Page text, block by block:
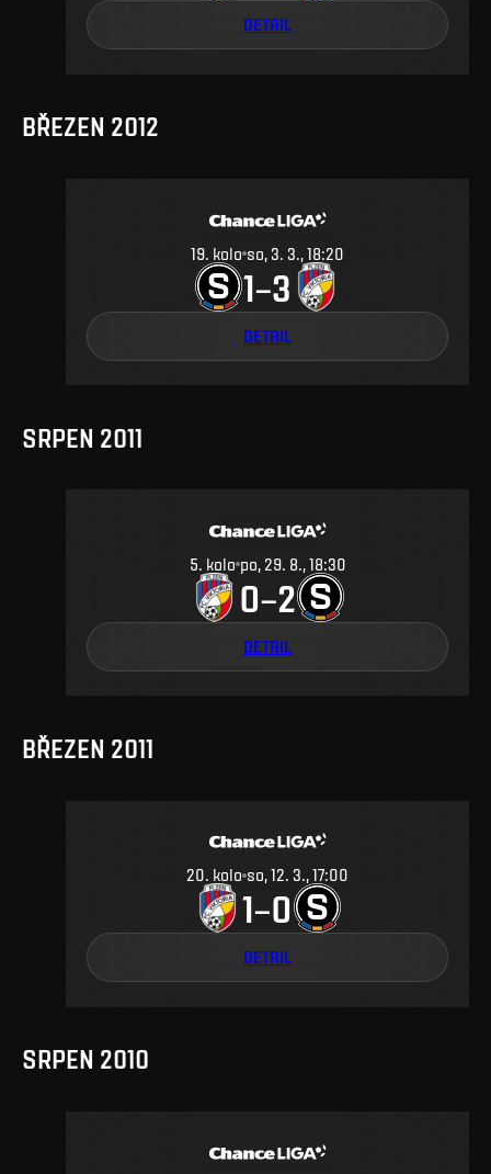
DETAIL
BŘEZEN 2012
19 kolo so, 3. 3., 18:20
1–3
DETAIL
SRPEN 2011
5. kolo po, 29. 8., 18:30
0–2
DETAIL
BŘEZEN 2011
20. kolo so, 12. 3., 17:00
1–0
DETAIL
SRPEN 2010